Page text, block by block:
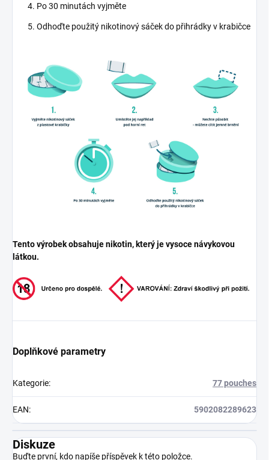
Po 30 minutách vyjměte
Odhoďte použitý nikotinový sáček do přihrádky v krabičce
Tento výrobek obsahuje nikotin, který je vysoce návykovou
látkou.
Doplňkové parametry
Kategorie: 77 pouches
EAN: 5902082289623
Diskuze
Buďte první, kdo napíše příspěvek k této položce.